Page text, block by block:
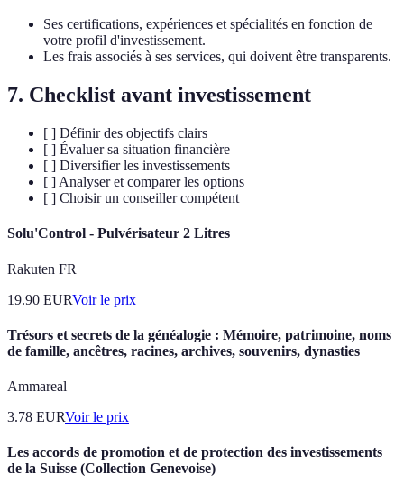
Ses certifications, expériences et spécialités en fonction de
votre profil d'investissement.
Les frais associés à ses services, qui doivent être transparents.
7. Checklist avant investissement
[ ] Définir des objectifs clairs
[ ] Évaluer sa situation financière
[ ] Diversifier les investissements
[ ] Analyser et comparer les options
[ ] Choisir un conseiller compétent
Solu'Control - Pulvérisateur 2 Litres
Rakuten FR
19.90 EURVoir le prix
Trésors et secrets de la généalogie : Mémoire, patrimoine, noms
de famille, ancêtres, racines, archives, souvenirs, dynasties
Ammareal
3.78 EURVoir le prix
Les accords de promotion et de protection des investissements
de la Suisse (Collection Genevoise)